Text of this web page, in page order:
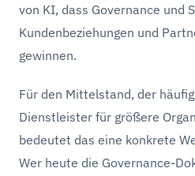
von KI, dass Governance und
Kundenbeziehungen und
gewinnen.
Für den Mittelstand, der
Dienstleister für größere
bedeutet das eine konkrete
Wer heute die Governance-